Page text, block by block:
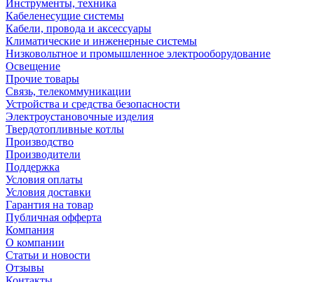
Инструменты, техника
Кабеленесущие системы
Кабели, провода и аксессуары
Климатические и инженерные системы
Низковольтное и промышленное электрооборудование
Освещение
Прочие товары
Связь, телекоммуникации
Устройства и средства безопасности
Электроустановочные изделия
Твердотопливные котлы
Производство
Производители
Поддержка
Условия оплаты
Условия доставки
Гарантия на товар
Публичная офферта
Компания
О компании
Статьи и новости
Отзывы